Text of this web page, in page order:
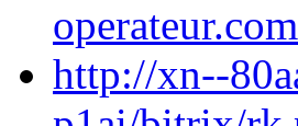
http://xn--